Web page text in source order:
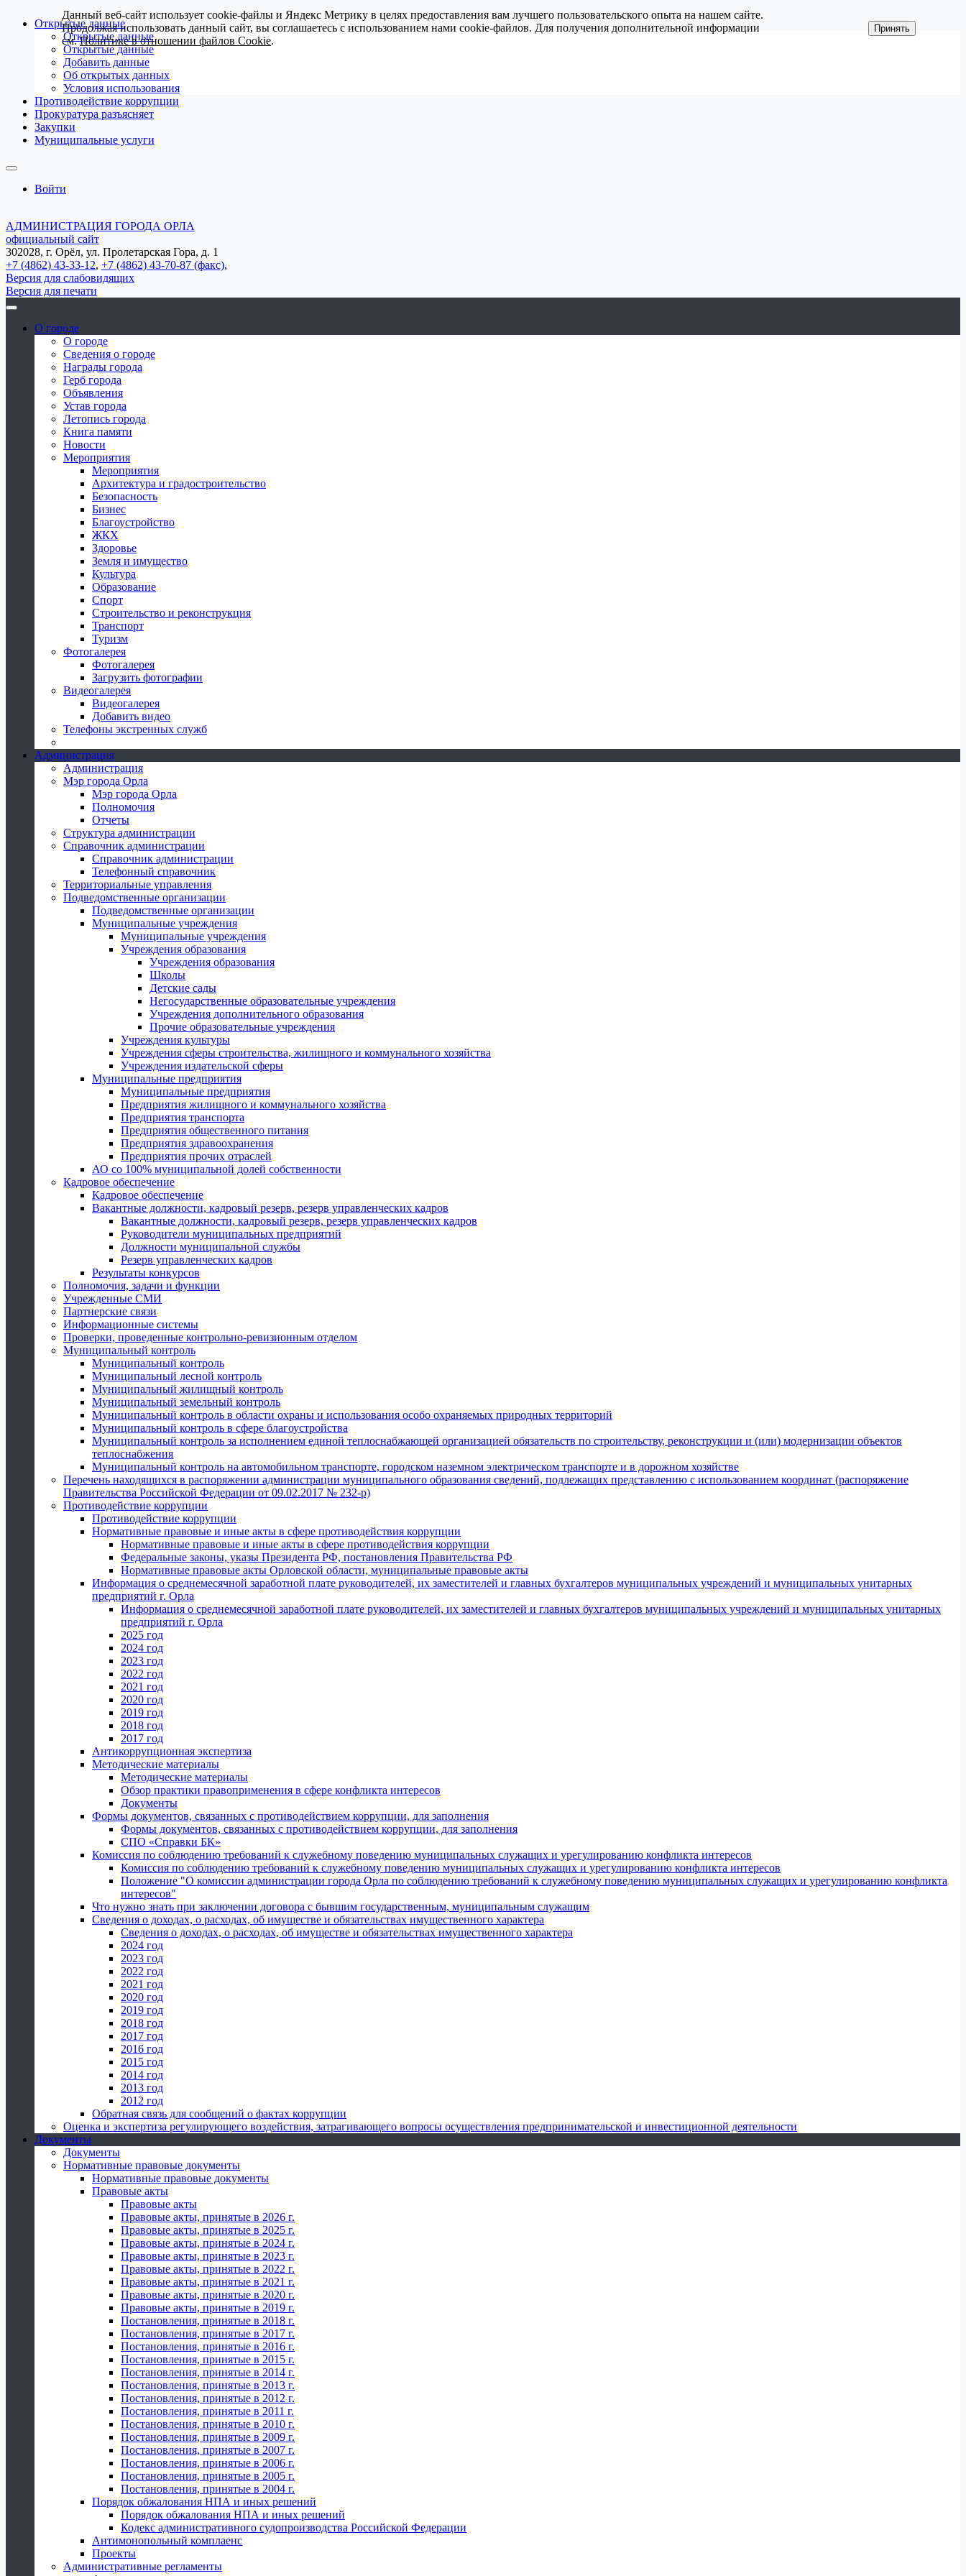
Открытые данные
Открытые данные
Открытые данные
Добавить данные
Об открытых данных
Условия использования
Противодействие коррупции
Прокуратура разъясняет
Закупки
Муниципальные услуги
Войти
АДМИНИСТРАЦИЯ ГОРОДА ОРЛА
официальный сайт
302028, г. Орёл, ул. Пролетарская Гора, д. 1
+7 (4862) 43-33-12, +7 (4862) 43-70-87 (факс),
Версия для слабовидящих
Версия для печати
О городе
О городе
Сведения о городе
Награды города
Герб города
Объявления
Устав города
Летопись города
Книга памяти
Новости
Мероприятия
Мероприятия
Архитектура и градостроительство
Безопасность
Бизнес
Благоустройство
ЖКХ
Здоровье
Земля и имущество
Культура
Образование
Спорт
Строительство и реконструкция
Транспорт
Туризм
Фотогалерея
Фотогалерея
Загрузить фотографии
Видеогалерея
Видеогалерея
Добавить видео
Телефоны экстренных служб
Администрация
Администрация
Мэр города Орла
Мэр города Орла
Полномочия
Отчеты
Структура администрации
Справочник администрации
Справочник администрации
Телефонный справочник
Территориальные управления
Подведомственные организации
Подведомственные организации
Муниципальные учреждения
Муниципальные учреждения
Учреждения образования
Учреждения образования
Школы
Детские сады
Негосударственные образовательные учреждения
Учреждения дополнительного образования
Прочие образовательные учреждения
Учреждения культуры
Учреждения сферы строительства, жилищного и коммунального хозяйства
Учреждения издательской сферы
Муниципальные предприятия
Муниципальные предприятия
Предприятия жилищного и коммунального хозяйства
Предприятия транспорта
Предприятия общественного питания
Предприятия здравоохранения
Предприятия прочих отраслей
АО со 100% муниципальной долей собственности
Кадровое обеспечение
Кадровое обеспечение
Вакантные должности, кадровый резерв, резерв управленческих кадров
Вакантные должности, кадровый резерв, резерв управленческих кадров
Руководители муниципальных предприятий
Должности муниципальной службы
Резерв управленческих кадров
Результаты конкурсов
Полномочия, задачи и функции
Учрежденные СМИ
Партнерские связи
Информационные системы
Проверки, проведенные контрольно-ревизионным отделом
Муниципальный контроль
Муниципальный контроль
Муниципальный лесной контроль
Муниципальный жилищный контроль
Муниципальный земельный контроль
Муниципальный контроль в области охраны и использования особо охраняемых природных территорий
Муниципальный контроль в сфере благоустройства
Муниципальный контроль за исполнением единой теплоснабжающей организацией обязательств по строительству, реконструкции и (или) модернизации объектов
теплоснабжения
Муниципальный контроль на автомобильном транспорте, городском наземном электрическом транспорте и в дорожном хозяйстве
Перечень находящихся в распоряжении администрации муниципального образования сведений, подлежащих представлению с использованием координат (распоряжение
Правительства Российской Федерации от 09.02.2017 № 232-р)
Противодействие коррупции
Противодействие коррупции
Нормативные правовые и иные акты в сфере противодействия коррупции
Нормативные правовые и иные акты в сфере противодействия коррупции
Федеральные законы, указы Президента РФ, постановления Правительства РФ
Нормативные правовые акты Орловской области, муниципальные правовые акты
Информация о среднемесячной заработной плате руководителей, их заместителей и главных бухгалтеров муниципальных учреждений и муниципальных унитарных
предприятий г. Орла
Информация о среднемесячной заработной плате руководителей, их заместителей и главных бухгалтеров муниципальных учреждений и муниципальных унитарных
предприятий г. Орла
2025 год
2024 год
2023 год
2022 год
2021 год
2020 год
2019 год
2018 год
2017 год
Антикоррупционная экспертиза
Методические материалы
Методические материалы
Обзор практики правоприменения в сфере конфликта интересов
Документы
Формы документов, связанных с противодействием коррупции, для заполнения
Формы документов, связанных с противодействием коррупции, для заполнения
СПО «Справки БК»
Комиссия по соблюдению требований к служебному поведению муниципальных служащих и урегулированию конфликта интересов
Комиссия по соблюдению требований к служебному поведению муниципальных служащих и урегулированию конфликта интересов
Положение "О комиссии администрации города Орла по соблюдению требований к служебному поведению муниципальных служащих и урегулированию конфликта
интересов"
Что нужно знать при заключении договора с бывшим государственным, муниципальным служащим
Сведения о доходах, о расходах, об имуществе и обязательствах имущественного характера
Сведения о доходах, о расходах, об имуществе и обязательствах имущественного характера
2024 год
2023 год
2022 год
2021 год
2020 год
2019 год
2018 год
2017 год
2016 год
2015 год
2014 год
2013 год
2012 год
Обратная связь для сообщений о фактах коррупции
Оценка и экспертиза регулирующего воздействия, затрагивающего вопросы осуществления предпринимательской и инвестиционной деятельности
Документы
Документы
Нормативные правовые документы
Нормативные правовые документы
Правовые акты
Правовые акты
Правовые акты, принятые в 2026 г.
Правовые акты, принятые в 2025 г.
Правовые акты, принятые в 2024 г.
Правовые акты, принятые в 2023 г.
Правовые акты, принятые в 2022 г.
Правовые акты, принятые в 2021 г.
Правовые акты, принятые в 2020 г.
Правовые акты, принятые в 2019 г.
Постановления, принятые в 2018 г.
Постановления, принятые в 2017 г.
Постановления, принятые в 2016 г.
Постановления, принятые в 2015 г.
Постановления, принятые в 2014 г.
Постановления, принятые в 2013 г.
Постановления, принятые в 2012 г.
Постановления, принятые в 2011 г.
Постановления, принятые в 2010 г.
Постановления, принятые в 2009 г.
Постановления, принятые в 2007 г.
Постановления, принятые в 2006 г.
Постановления, принятые в 2005 г.
Постановления, принятые в 2004 г.
Порядок обжалования НПА и иных решений
Порядок обжалования НПА и иных решений
Кодекс административного судопроизводства Российской Федерации
Антимонопольный комплаенс
Проекты
Административные регламенты
Данный веб-сайт использует cookie-файлы и Яндекс Метрику в целях предоставления вам лучшего пользовательского опыта на нашем сайте.
Продолжая использовать данный сайт, вы соглашаетесь с использованием нами cookie-файлов. Для получения дополнительной информации
см.Политике в отношении файлов Cookie.
Принять